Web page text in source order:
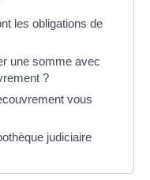
les obligations de
une somme avec
?
vous
judiciaire